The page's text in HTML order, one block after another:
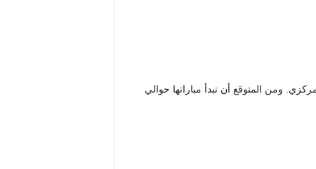
ومن المتوقع أن تبدأ مباراتها حوالي